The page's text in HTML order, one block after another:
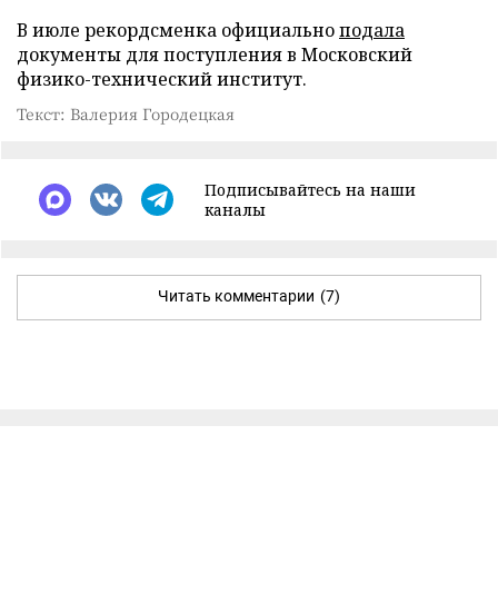
В июле рекордсменка официальноподала
документы для поступления в Московский
физико-технический институт.
Текст: Валерия Городецкая
Подписывайтесь на наши
каналы
Читать комментарии (7)